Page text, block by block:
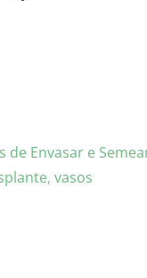
de Envasar e
, vasos